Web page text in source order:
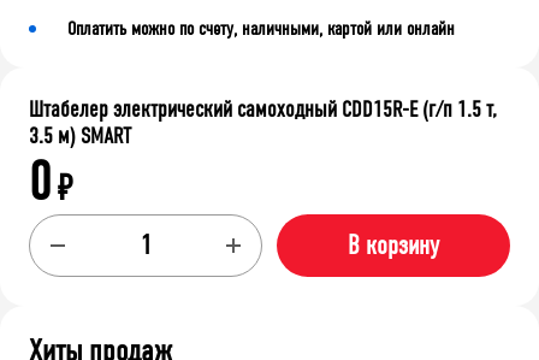
Оплатить можно по счету, наличными, картой или онлайн
Штабелер электрический самоходный CDD15R-E (г/п 1.5 т,
3.5 м) SMART
0₽
В корзину
Хиты продаж